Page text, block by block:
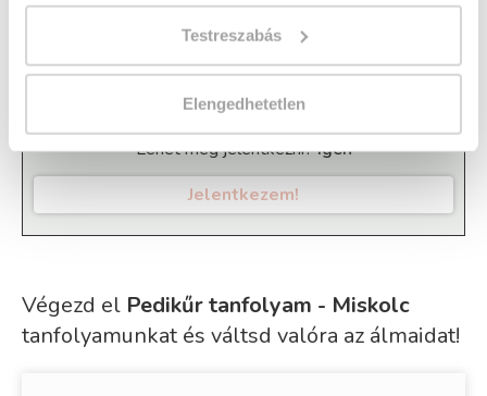
Testreszabás
Elengedhetetlen
85.000 Ft értékű alapanyag- és eszközkészlettel,
Házi vizsga díja:30 000 Ft
Lehet még jelentkezni?Igen
Jelentkezem!
Végezd el Pedikűr tanfolyam - Miskolc
tanfolyamunkat és váltsd valóra az álmaidat!